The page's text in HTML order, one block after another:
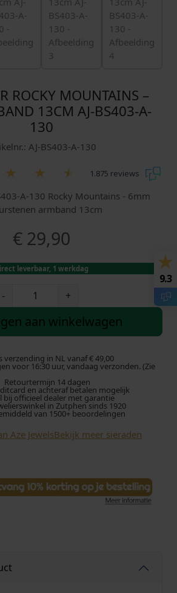
ROCKY MOUNTAINS –
13CM AJ-BS403-A-
130
AJ-BS403-A-130
1.875 reviews
A-130 Rocky Mountains - 6mm
armband 13cm
€29,90
leverbaar, 1 werkdag
- +
aan winkelwagen
verzending in NL vanaf € 49,00
voor 16:30 uur, vandaag verzonden. (Zie
Retourtermijn 14 dagen
en achteraf betalen mogelijk
bij officieel dealer met garantie
in Zutphen sinds 1920
van 1500+ beoordelingen
Aze JewelsBekijk meer sieraden
9.3